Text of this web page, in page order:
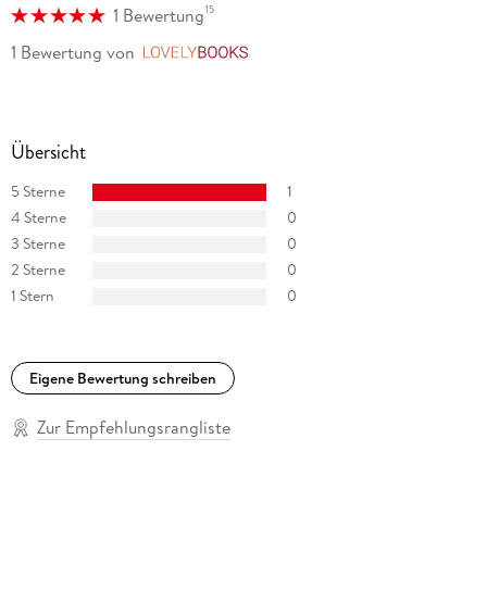
1 Bewertung15
1 Bewertung von
Übersicht
5 Sterne
1
4 Sterne
0
3 Sterne
0
2 Sterne
0
1 Stern
0
Eigene Bewertung schreiben
Zur Empfehlungsrangliste